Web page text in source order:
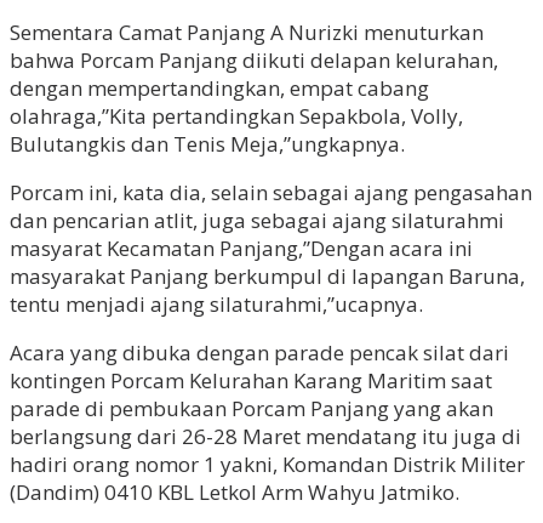
Sementara Camat Panjang A Nurizki menuturkan
bahwa Porcam Panjang diikuti delapan kelurahan,
dengan mempertandingkan, empat cabang
olahraga,”Kita pertandingkan Sepakbola, Volly,
Bulutangkis dan Tenis Meja,”ungkapnya.
Porcam ini, kata dia, selain sebagai ajang pengasahan
dan pencarian atlit, juga sebagai ajang silaturahmi
masyarat Kecamatan Panjang,”Dengan acara ini
masyarakat Panjang berkumpul di lapangan Baruna,
tentu menjadi ajang silaturahmi,”ucapnya.
Acara yang dibuka dengan parade pencak silat dari
kontingen Porcam Kelurahan Karang Maritim saat
parade di pembukaan Porcam Panjang yang akan
berlangsung dari 26-28 Maret mendatang itu juga di
hadiri orang nomor 1 yakni, Komandan Distrik Militer
(Dandim) 0410 KBL Letkol Arm Wahyu Jatmiko.